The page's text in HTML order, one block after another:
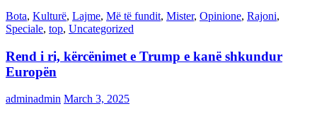
Bota, Kulturë, Lajme, Më të fundit, Mister, Opinione, Rajoni,
Speciale, top, Uncategorized
Rend i ri, kërcënimet e Trump e kanë shkundur
Europën
adminadmin March 3, 2025